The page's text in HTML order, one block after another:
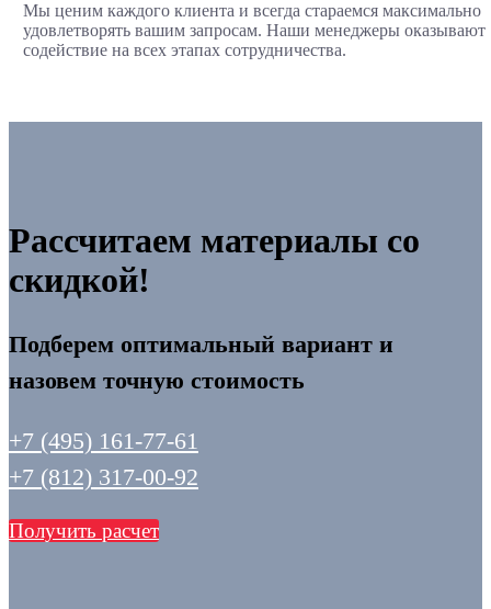
Мы ценим каждого клиента и всегда стараемся максимально
удовлетворять вашим запросам. Наши менеджеры оказывают
содействие на всех этапах сотрудничества.
Рассчитаем материалы со
скидкой!
Подберем оптимальный вариант и
назовем точную стоимость
+7 (495) 161-77-61
+7 (812) 317-00-92
Получить расчет